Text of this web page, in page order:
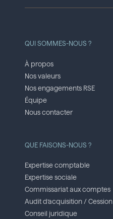
QUI SOMMES-NOUS ?
À propos
Nos valeurs
Nos engagements RSE
Équipe
Nous contacter
QUE FAISONS-NOUS ?
Expertise comptable
Expertise sociale
Commissariat aux comptes
Audit d’acquisition / Cession
Conseil juridique